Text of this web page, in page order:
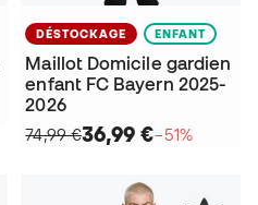
DÉSTOCKAGE ENFANT
Maillot Domicile gardien
enfant FC Bayern 2025-
2026
74,99 €36,99 €−51%